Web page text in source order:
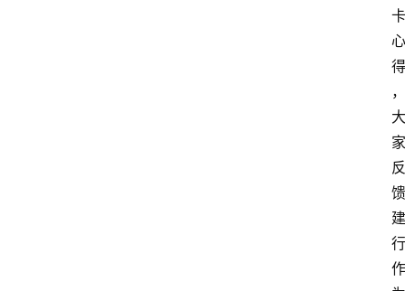
卡
心
得
，
大
家
反
馈
建
行
作